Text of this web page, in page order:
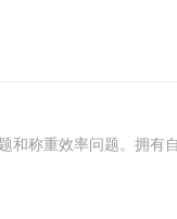
称重效率问题。拥